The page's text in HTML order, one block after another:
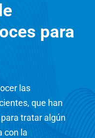
para
las
que han
tratar algún
con la